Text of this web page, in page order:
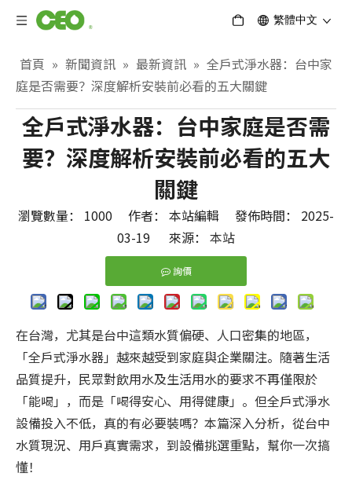
繁體中文
首頁 » 新聞資訊 » 最新資訊 » 全戶式淨水器：台中家
庭是否需要？深度解析安裝前必看的五大關鍵
全戶式淨水器：台中家庭是否需
要？深度解析安裝前必看的五大
關鍵
瀏覽數量： 1000 作者： 本站編輯 發佈時間： 2025-
03-19 來源： 本站
詢價
在台灣，尤其是台中這類水質偏硬、人口密集的地區，
「全戶式淨水器」越來越受到家庭與企業關注。隨著生活
品質提升，民眾對飲用水及生活用水的要求不再僅限於
「能喝」，而是「喝得安心、用得健康」。但全戶式淨水
設備投入不低，真的有必要裝嗎？本篇深入分析，從台中
水質現況、用戶真實需求，到設備挑選重點，幫你一次搞
懂！